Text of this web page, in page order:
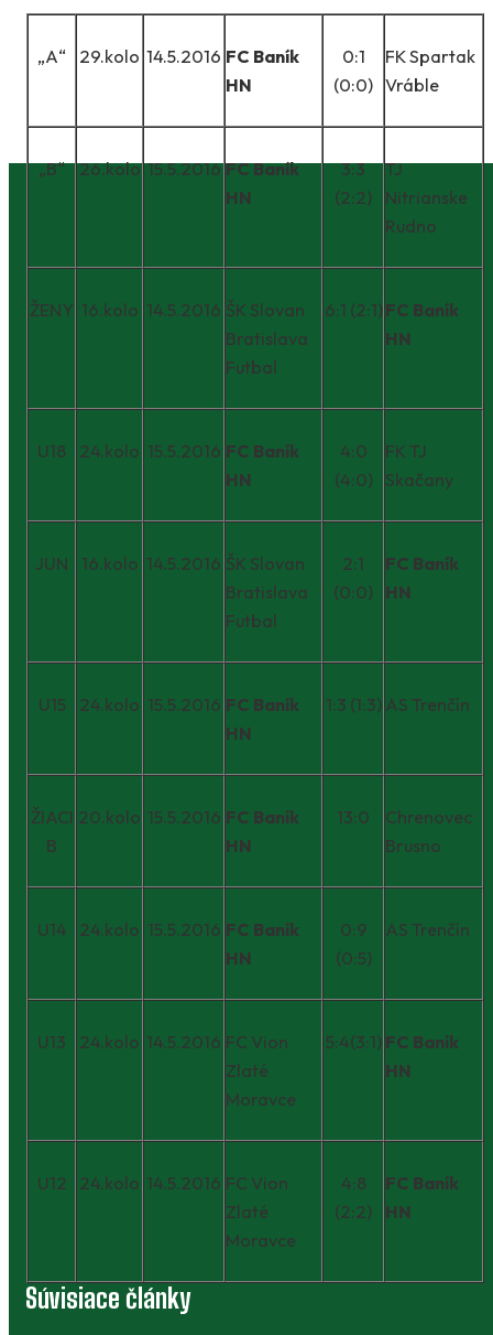
„A“ 29.kolo 14.5.2016 FC Baník
HN
0:1
(0:0)
FK Spartak
Vráble
„B“ 26.kolo 15.5.2016 FC Baník
HN
3:3
(2:2)
TJ
Nitrianske
Rudno
ŽENY 16.kolo 14.5.2016 ŠK Slovan
Bratislava
Futbal
6:1 (2:1) FC Baník
HN
U18 24.kolo 15.5.2016 FC Baník
HN
4:0
(4:0)
FK TJ
Skačany
JUN 16.kolo 14.5.2016 ŠK Slovan
Bratislava
Futbal
2:1
(0:0)
FC Baník
HN
U15 24.kolo 15.5.2016 FC Baník
HN
1:3 (1:3) AS Trenčín
ŽIACI
B
20.kolo 15.5.2016 FC Baník
HN
13:0
Chrenovec
Brusno
U14 24.kolo 15.5.2016 FC Baník
HN
0:9
(0:5)
AS Trenčín
U13 24.kolo 14.5.2016 FC Vion
Zlaté
Moravce
5:4(3:1) FC Baník
HN
U12 24.kolo 14.5.2016 FC Vion
Zlaté
Moravce
4:8
(2:2)
FC Baník
HN
Súvisiace články